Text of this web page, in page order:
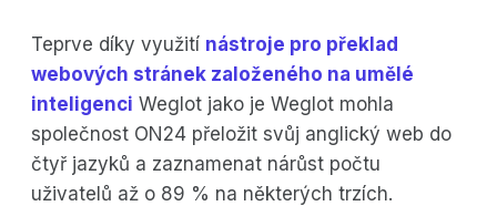
Teprve díky využití nástroje pro překlad
webových stránek založeného na umělé
inteligenci Weglot jako je Weglot mohla
společnost ON24 přeložit svůj anglický web do
čtyř jazyků a zaznamenat nárůst počtu
uživatelů až o 89 % na některých trzích.